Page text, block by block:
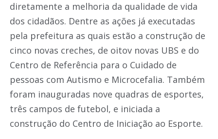
diretamente a melhoria da qualidade de vida
dos cidadãos. Dentre as ações já executadas
pela prefeitura as quais estão a construção de
cinco novas creches, de oitov novas UBS e do
Centro de Referência para o Cuidado de
pessoas com Autismo e Microcefalia. Também
foram inauguradas nove quadras de esportes,
três campos de futebol, e iniciada a
construção do Centro de Iniciação ao Esporte.